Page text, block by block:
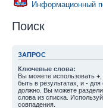
Информационный
Поиск
ЗАПРОС
Ключевые слова:
Вы можете использовать +
быть в результатах, и - для
должно. Вы можете
слова из списка.
совпадения.